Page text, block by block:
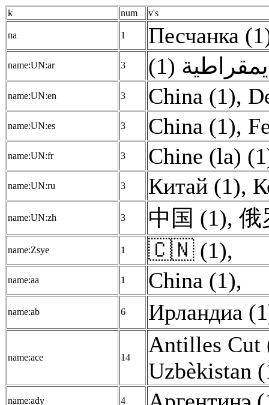
k num v's
na 1 Песчанка
name:UN:ar 3 (1)
name:UN:en 3 China (1),
name:UN:es 3 China (1),
name:UN:fr 3 Chine (la)
name:UN:ru 3 Китай (1),
name:UN:zh 3 中国 (1), 俄
name:Zsye 1 🇨🇳 (1),
name:aa 1 China (1),
name:ab 6 Ирландиа
name:ace 14
Antilles Cut
Uzbèkistan
name:ady 4